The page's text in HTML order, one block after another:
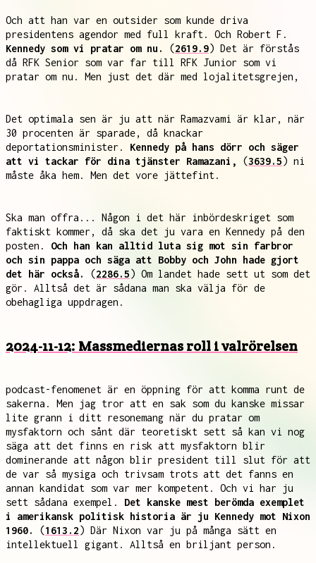
Och att han var en outsider som kunde driva
presidentens agendor med full kraft. Och Robert F.
Kennedy som vi pratar om nu.
(2619.9) Det är förstås
då RFK Senior som var far till RFK Junior som vi
pratar om nu. Men just det där med lojalitetsgrejen,
Det optimala sen är ju att när Ramazvami är klar, när
30 procenten är sparade, då knackar
deportationsminister. Kennedy på hans dörr och säger
att vi tackar för dina tjänster Ramazani,
(3639.5) ni
måste åka hem. Men det vore jättefint.
Ska man offra... Någon i det här inbördeskriget som
faktiskt kommer, då ska det ju vara en Kennedy på den
posten. Och han kan alltid luta sig mot sin farbror
och sin pappa och säga att Bobby och John hade gjort
det här också.
(2286.5) Om landet hade sett ut som det
gör. Alltså det är sådana man ska välja för de
obehagliga uppdragen.
2024-11-12: Massmediernas roll i valrörelsen
podcast-fenomenet är en öppning för att komma runt de
sakerna. Men jag tror att en sak som du kanske missar
lite grann i ditt resonemang när du pratar om
mysfaktorn och sånt där teoretiskt sett så kan vi nog
säga att det finns en risk att mysfaktorn blir
dominerande att någon blir president till slut för att
de var så mysiga och trivsam trots att det fanns en
annan kandidat som var mer kompetent. Och vi har ju
sett sådana exempel. Det kanske mest berömda exemplet
i amerikansk politisk historia är ju Kennedy mot Nixon
1960.
(1613.2) Där Nixon var ju på många sätt en
intellektuell gigant. Alltså en briljant person.